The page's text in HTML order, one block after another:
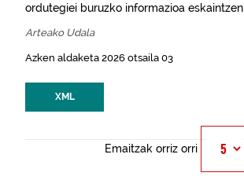
ordutegiei buruzko informazioa
Arteako Udala
Azken aldaketa 2026 otsaila 03
XML
Emaitzak orriz orri